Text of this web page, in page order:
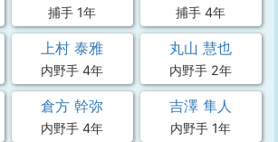
捕手 1年 捕手 4年
上村 泰雅
内野手 4年
丸山 慧也
内野手 2年
倉方 幹弥
内野手 4年
吉澤 隼人
内野手 1年